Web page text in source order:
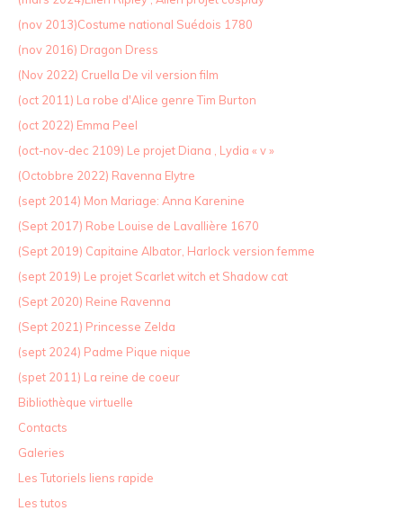
(nov 2013)Costume national Suédois 1780
(nov 2016) Dragon Dress
(Nov 2022) Cruella De vil version film
(oct 2011) La robe d'Alice genre Tim Burton
(oct 2022) Emma Peel
(oct-nov-dec 2109) Le projet Diana , Lydia « v »
(Octobbre 2022) Ravenna Elytre
(sept 2014) Mon Mariage: Anna Karenine
(Sept 2017) Robe Louise de Lavallière 1670
(Sept 2019) Capitaine Albator, Harlock version femme
(sept 2019) Le projet Scarlet witch et Shadow cat
(Sept 2020) Reine Ravenna
(Sept 2021) Princesse Zelda
(sept 2024) Padme Pique nique
(spet 2011) La reine de coeur
Bibliothèque virtuelle
Contacts
Galeries
Les Tutoriels liens rapide
Les tutos